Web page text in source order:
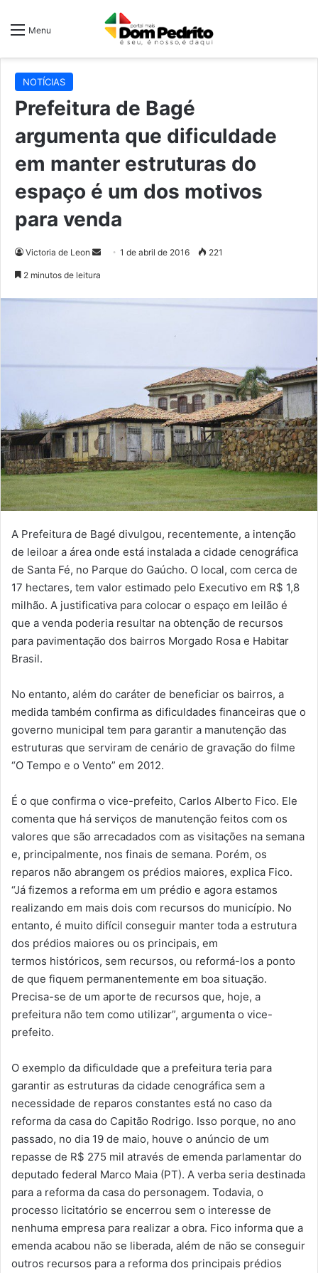
Menu
NOTÍCIAS
Prefeitura de Bagé
argumenta que dificuldade
em manter estruturas do
espaço é um dos motivos
para venda
Victoria de Leon
Mande
mail
1 de abril de 2016 221
2 minutos de leitura
A Prefeitura de Bagé divulgou, recentemente, a intenção
de leiloar a área onde está instalada a cidade cenográfica
de Santa Fé, no Parque do Gaúcho. O local, com cerca de
17 hectares, tem valor estimado pelo Executivo em R$ 1,8
milhão. A justificativa para colocar o espaço em leilão é
que a venda poderia resultar na obtenção de recursos
para pavimentação dos bairros Morgado Rosa e Habitar
Brasil.
No entanto, além do caráter de beneficiar os bairros, a
medida também confirma as dificuldades financeiras que o
governo municipal tem para garantir a manutenção das
estruturas que serviram de cenário de gravação do filme
“O Tempo e o Vento” em 2012.
É o que confirma o vice-prefeito, Carlos Alberto Fico. Ele
comenta que há serviços de manutenção feitos com os
valores que são arrecadados com as visitações na semana
e, principalmente, nos finais de semana. Porém, os
reparos não abrangem os prédios maiores, explica Fico.
“Já fizemos a reforma em um prédio e agora estamos
realizando em mais dois com recursos do município. No
entanto, é muito difícil conseguir manter toda a estrutura
dos prédios maiores ou os principais, em
termos históricos, sem recursos, ou reformá-los a ponto
de que fiquem permanentemente em boa situação.
Precisa-se de um aporte de recursos que, hoje, a
prefeitura não tem como utilizar”, argumenta o vice-
prefeito.
O exemplo da dificuldade que a prefeitura teria para
garantir as estruturas da cidade cenográfica sem a
necessidade de reparos constantes está no caso da
reforma da casa do Capitão Rodrigo. Isso porque, no ano
passado, no dia 19 de maio, houve o anúncio de um
repasse de R$ 275 mil através de emenda parlamentar do
deputado federal Marco Maia (PT). A verba seria destinada
para a reforma da casa do personagem. Todavia, o
processo licitatório se encerrou sem o interesse de
nenhuma empresa para realizar a obra. Fico informa que a
emenda acabou não se liberada, além de não se conseguir
outros recursos para a reforma dos principais prédios